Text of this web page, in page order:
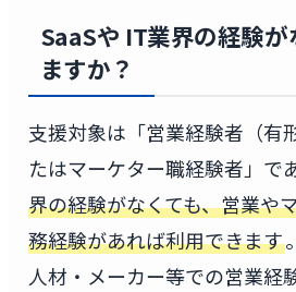
SaaSや IT業界の経験が
ますか？
支援対象は「営業経験者（有
たはマーケター職経験者」であ
界の経験がなくても、営業や
務経験があれば利用できます
人材・メーカー等での営業経